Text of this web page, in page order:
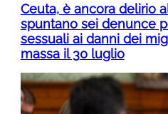
Ceuta, è ancora delirio
spuntano sei denunce
sessuali ai danni dei
massa il 30 luglio